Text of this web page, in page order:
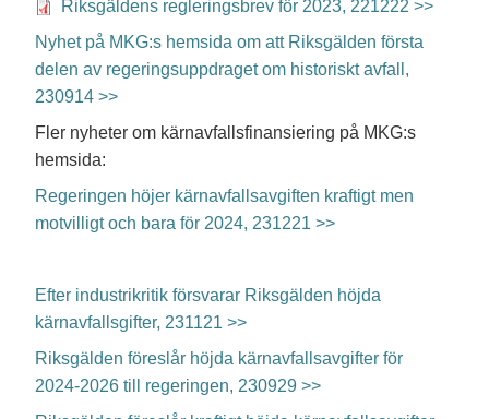
Riksgäldens regleringsbrev för 2023, 221222 >>
Nyhet på MKG:s hemsida om att Riksgälden första
delen av regeringsuppdraget om historiskt avfall,
230914 >>
Fler nyheter om kärnavfallsfinansiering på MKG:s
hemsida:
Regeringen höjer kärnavfallsavgiften kraftigt men
motvilligt och bara för 2024, 231221 >>
Efter industrikritik försvarar Riksgälden höjda
kärnavfallsgifter, 231121 >>
Riksgälden föreslår höjda kärnavfallsavgifter för
2024-2026 till regeringen, 230929 >>